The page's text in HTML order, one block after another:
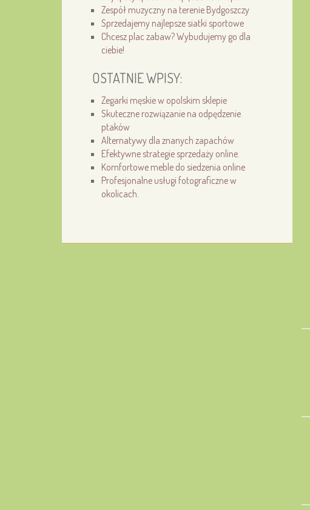
Zespół muzyczny na terenie Bydgoszczy
Sprzedajemy najlepsze siatki sportowe
Chcesz plac zabaw? Wybudujemy go dla
ciebie!
OSTATNIE WPISY:
Zegarki męskie w opolskim sklepie
Skuteczne rozwiązanie na odpędzenie
ptaków
Alternatywy dla znanych zapachów
Efektywne strategie sprzedaży online.
Komfortowe meble do siedzenia online
Profesjonalne usługi fotograficzne w
okolicach.